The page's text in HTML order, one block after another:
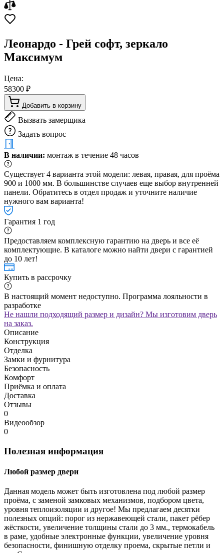
Леонардо - Грей софт, зеркало
Максимум
Цена:
58300 ₽
Добавить в корзину
Вызвать замерщика
Задать вопрос
В наличии: монтаж в течение 48 часов
Существует 4 варианта этой модели: левая, правая, для проёма
900 и 1000 мм. В большинстве случаев еще выбор внутренней
панели. Обратитесь в отдел продаж и уточните наличие
нужного вам варианта!
Гарантия 1 год
Предоставляем комплексную гарантию на дверь и все её
комплектующие. В каталоге можно найти двери с гарантией
до 10 лет!
Купить в рассрочку
В настоящий момент недоступно. Программа лояльности в
разработке
Не нашли подходящий размер и дизайн? Мы изготовим дверь
на заказ.
Описание
Конструкция
Отделка
Замки и фурнитура
Безопасность
Комфорт
Приёмка и оплата
Доставка
Отзывы
0
Видеообзор
0
Полезная информация
Любой размер двери
Данная модель может быть изготовлена под любой размер
проёма, с заменой замковых механизмов, подбором цвета,
уровня теплоизоляции и другое! Мы предлагаем десятки
полезных опций: порог из нержавеющей стали, пакет рёбер
жёсткости, увеличение толщины стали до 3 мм., термокабель
в раме, удобные электронные функции, увеличение уровня
безопасности, финишную отделку проема, скрытые петли и